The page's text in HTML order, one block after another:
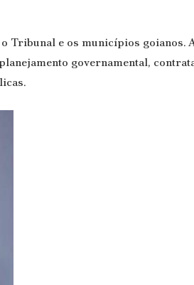
Tribunal e os municípios goianos.
governamental,